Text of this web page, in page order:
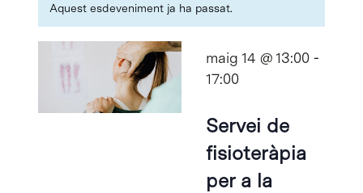
Aquest esdeveniment ja ha passat.
maig 14 @ 13:00-
17:00
Servei de
fisioteràpia
per a la